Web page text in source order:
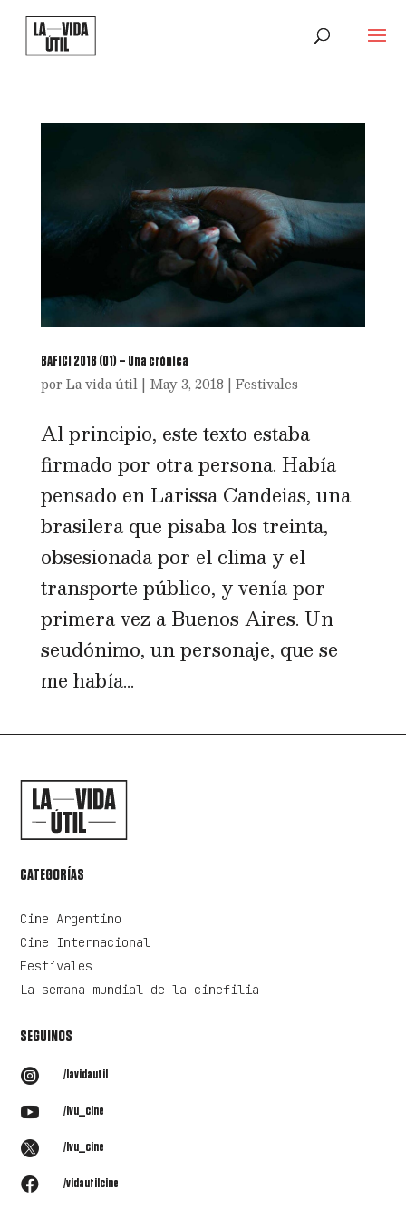
BAFICI 2018 (01) – Una crónica
por La vida útil| May 3, 2018 | Festivales
Al principio, este texto estaba
firmado por otra persona. Había
pensado en Larissa Candeias, una
brasilera que pisaba los treinta,
obsesionada por el clima y el
transporte público, y venía por
primera vez a Buenos Aires. Un
seudónimo, un personaje, que se
me había...
CATEGORÍAS
Cine Argentino
Cine Internacional
Festivales
La semana mundial de la cinefilia
SEGUINOS
 /lavidautil
 /lvu_cine
 /lvu_cine
 /vidautilcine